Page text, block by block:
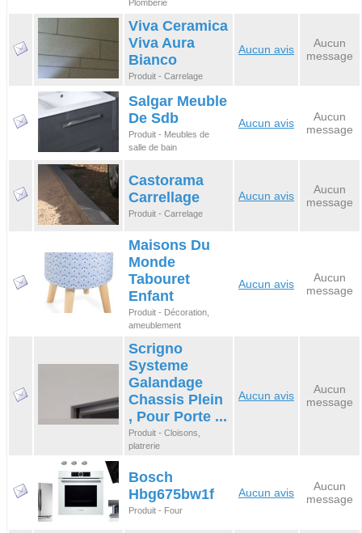
Plomberie
Viva Ceramica
Viva Aura
Bianco
Produit - Carrelage
Aucun avis
Aucun
message
Salgar Meuble
De Sdb
Produit - Meubles de
salle de bain
Aucun avis
Aucun
message
Castorama
Carrellage
Produit - Carrelage
Aucun avis
Aucun
message
Maisons Du
Monde
Tabouret
Enfant
Produit - Décoration,
ameublement
Aucun avis
Aucun
message
Scrigno
Systeme
Galandage
Chassis Plein
, Pour Porte ...
Produit - Cloisons,
platrerie
Aucun avis
Aucun
message
Bosch
Hbg675bw1f
Produit - Four
Aucun avis
Aucun
message